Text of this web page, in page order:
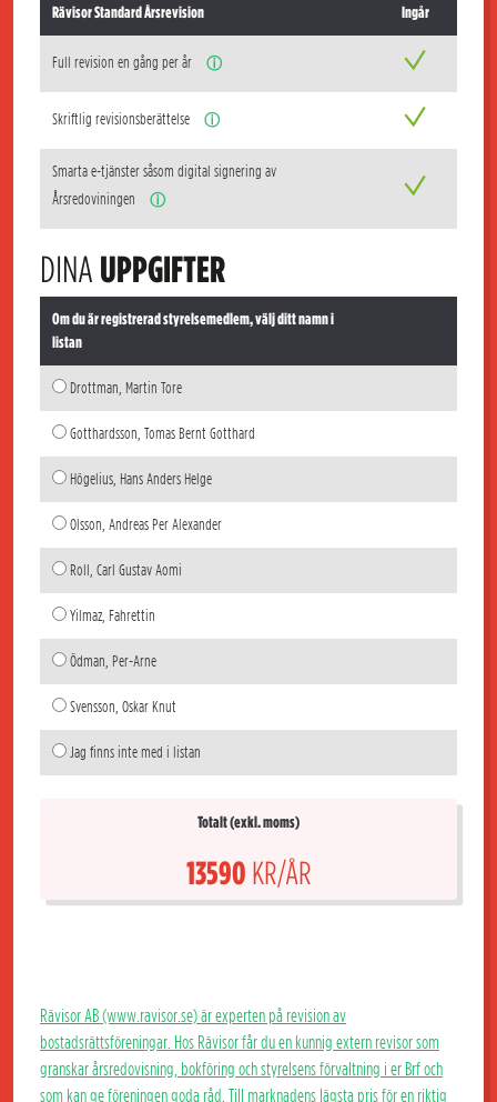
Rävisor Standard Årsrevision Ingår
Full revision en gång per år ⓘ
Skriftlig revisionsberättelse ⓘ
Smarta e-tjänster såsom digital signering av
Årsredoviningen
ⓘ
DINA UPPGIFTER
Om du är registrerad styrelsemedlem, välj ditt namn i
listan
Drottman, Martin Tore
Gotthardsson, Tomas Bernt Gotthard
Högelius, Hans Anders Helge
Olsson, Andreas Per Alexander
Roll, Carl Gustav Aomi
Yilmaz, Fahrettin
Ödman, Per-Arne
Svensson, Oskar Knut
Jag finns inte med i listan
Totalt (exkl. moms)
13590 KR/ÅR
Rävisor AB (www.ravisor.se) är experten på revision av
bostadsrättsföreningar. Hos Rävisor får du en kunnig extern revisor som
granskar årsredovisning, bokföring och styrelsens förvaltning i er Brf och
som kan ge föreningen goda råd. Till marknadens lägsta pris för en riktig